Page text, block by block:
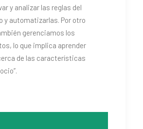
y analizar las reglas del
y automatizarlas. Por otro
gerenciamos los
lo que implica aprender
de las características